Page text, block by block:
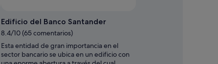
Edificio del Banco Santander
8.4/10 (65 comentarios)
Esta entidad de gran importancia en el
sector bancario se ubica en un edificio con